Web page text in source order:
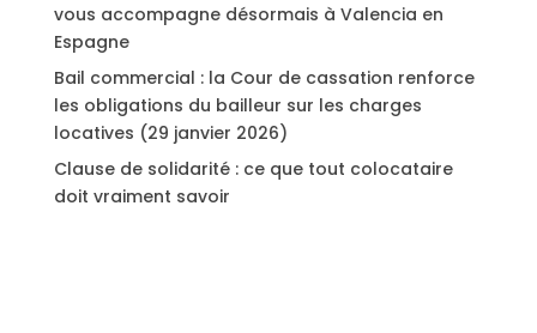
vous accompagne désormais à Valencia en
Espagne
Bail commercial : la Cour de cassation renforce
les obligations du bailleur sur les charges
locatives (29 janvier 2026)
Clause de solidarité : ce que tout colocataire
doit vraiment savoir